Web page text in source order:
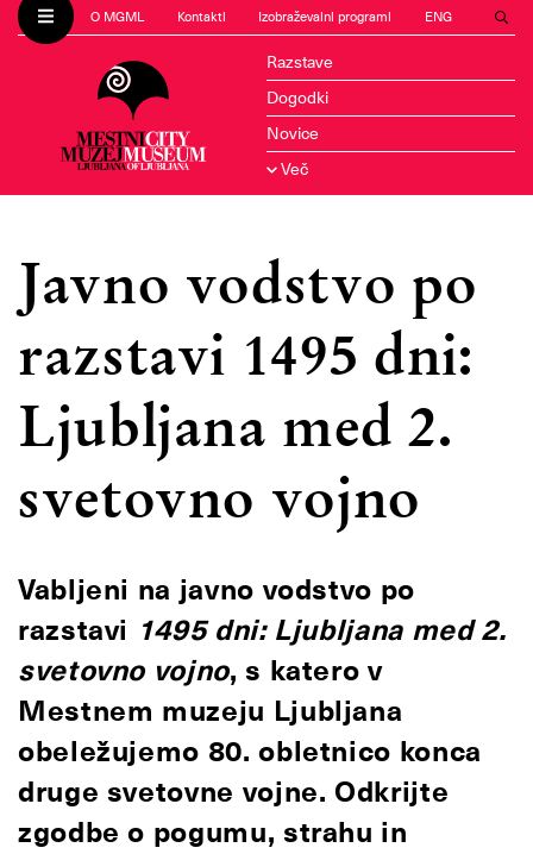
O MGML Kontakti Izobraževalni programi ENG
Razstave
Dogodki
Novice
Več
Javno vodstvo po
razstavi 1495 dni:
Ljubljana med 2.
svetovno vojno
Vabljeni na javno vodstvo po
razstavi 1495 dni: Ljubljana med 2.
svetovno vojno, s katero v
Mestnem muzeju Ljubljana
obeležujemo 80. obletnico konca
druge svetovne vojne. Odkrijte
zgodbe o pogumu, strahu in